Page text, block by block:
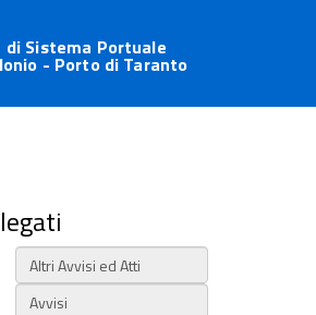
Sistema Portuale
- Porto di Taranto